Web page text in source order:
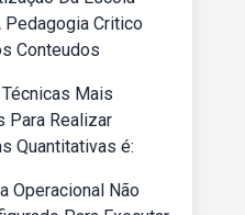
Pedagogia Critico
Conteudos
Mais
Para Realizar
Quantitativas é:
Operacional Não